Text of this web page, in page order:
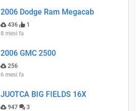
2006 Dodge Ram Megacab
436
1
8 mesi fa
2006 GMC 2500
256
6 mesi fa
JUOTCA BIG FIELDS 16X
947
3